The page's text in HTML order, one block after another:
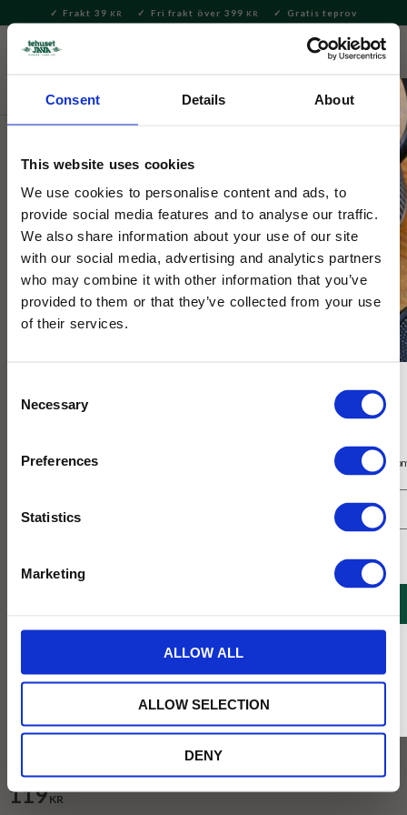
Consent Details About
This website uses cookies
We use cookies to personalise content and ads, to
provide social media features and to analyse our traffic.
We also share information about your use of our site
with our social media, advertising and analytics partners
who may combine it with other information that you’ve
provided to them or that they’ve collected from your use
of their services.
Selection
Necessary
Preferences
Statistics
Marketing
ALLOW ALL
ALLOW SELECTION
DENY
Meny
Frakt 39 KR Fri frakt över 399 KR Gratis teprov
Te Löste Kusmi Tea lösvikt
Kusmi Tea
Ekologisk Earl Grey svart te
Kusmis ekologiska variant av ett klassiskt Earl Grey, Congou
och Yunnan blandat med bergamottolja av bästa kvalitet.
Vikt :100g
119KR
Få 10% rabatt på ditt första köp på nätet och ta del av erbjudanden året
* Rabatten gäller endast online på Tehusetjava.se. Rabatten fungerar endast på